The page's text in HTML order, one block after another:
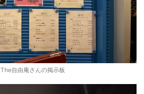
The自由庵さんの掲示板